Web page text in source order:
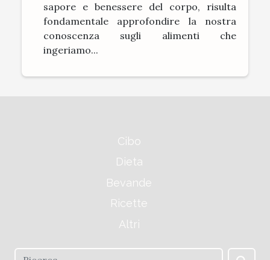
sapore e benessere del corpo, risulta
fondamentale approfondire la nostra
conoscenza sugli alimenti che
ingeriamo...
Cibo
Dieta
Bevande
Ricette
Altri